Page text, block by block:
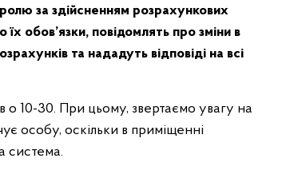
за здійсненням розрахункових
обов’язки, повідомлять про зміни в
та нададуть відповіді на всі
о 10-30. При цьому, звертаємо увагу на
особу, оскільки в приміщенні
система.